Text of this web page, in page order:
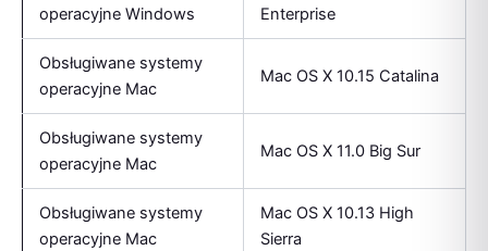
operacyjne Windows
Enterprise
Obsługiwane systemy
operacyjne Mac
Mac OS X 10.15 Catalina
Obsługiwane systemy
operacyjne Mac
Mac OS X 11.0 Big Sur
Obsługiwane systemy
operacyjne Mac
Mac OS X 10.13 High
Sierra